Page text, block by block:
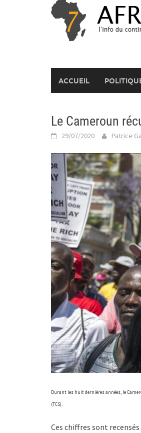
ACCUEIL
Le Cameroun
29/07/2020 Patrice
Durant les huit dernières années, le
(TCS).
Ces chiffres sont recensés